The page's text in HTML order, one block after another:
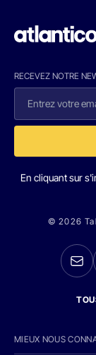
RECEVEZ NOTRE
En cliquant sur
© 2026
MIEUX NOUS